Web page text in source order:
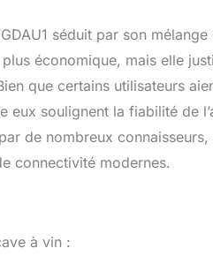
séduit par son mélange
économique, mais elle
que certains utilisateurs
eux soulignent la fiabilité de
de nombreux connaisseurs,
connectivité modernes.
à vin :